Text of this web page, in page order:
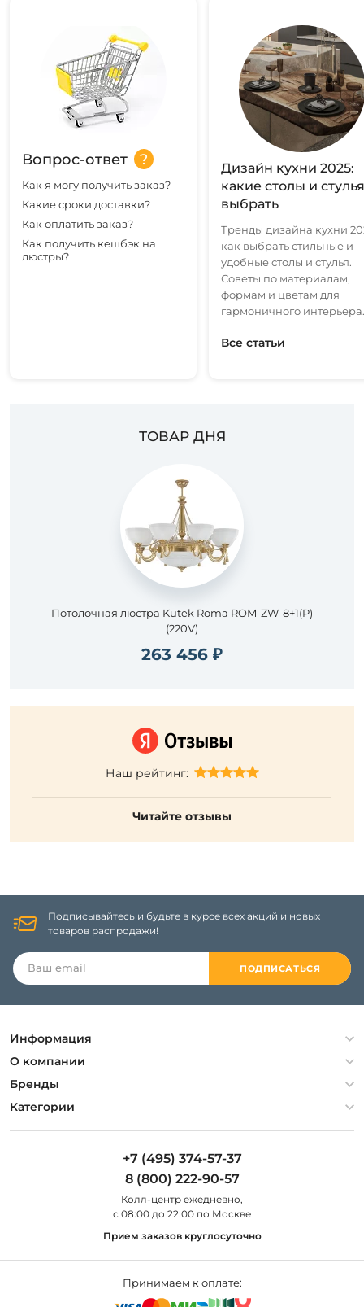
Вопрос-ответ
Как я могу получить заказ?
Какие сроки доставки?
Как оплатить заказ?
Как получить кешбэк на
люстры?
Дизайн кухни 2025:
какие столы и стулья
выбрать
Тренды дизайна кухни
как выбрать стильные и
удобные столы и стулья.
Советы по материалам,
формам и цветам для
гармоничного интерьера.
Все статьи
ТОВАР ДНЯ
Потолочная люстра Kutek Roma ROM-ZW-8+1(P)
(220V)
263 456 ₽
Наш рейтинг:
Читайте отзывы
Подписывайтесь и будьте в курсе всех акций и новых
товаров распродажи!
ПОДПИСАТЬСЯ
Информация
Политика конфиденциальности
Гарантия
Оплата и доставка
О компании
О компании
Контакты
Бренды
Artelamp
Категории
Люстры
Уличные светильники
+7 (495) 374-57-37
8 (800) 222-90-57
Колл-центр eжедневно,
с 08:00 до 22:00 по Москве
Прием заказов круглосуточно
Принимаем к оплате: